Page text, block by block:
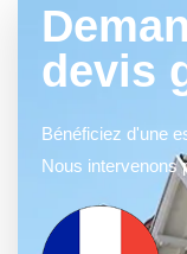
devis
Bénéficiez d'une
Nous intervenons